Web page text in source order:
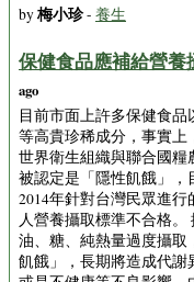
by梅小珍- 養生
保健食品應補給營
ago
目前市面上許多保健食
等高貴珍稀成分，事實
世界衛生組織與聯合國糧
被認定是「隱性飢餓」，
2014年針對台灣民眾進
人營養攝取標準不合格
油、糖、純熱量過度攝
飢餓」，長期將造成代謝